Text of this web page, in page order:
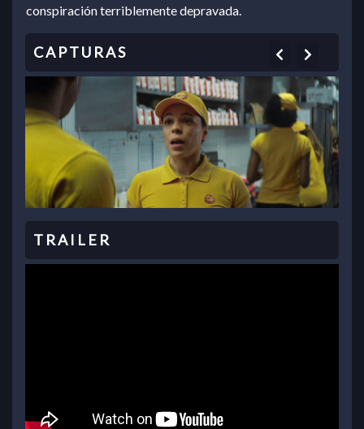
conspiración terriblemente depravada.
Previous